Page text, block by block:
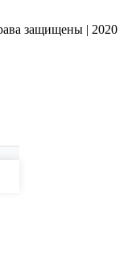
защищены | 2020